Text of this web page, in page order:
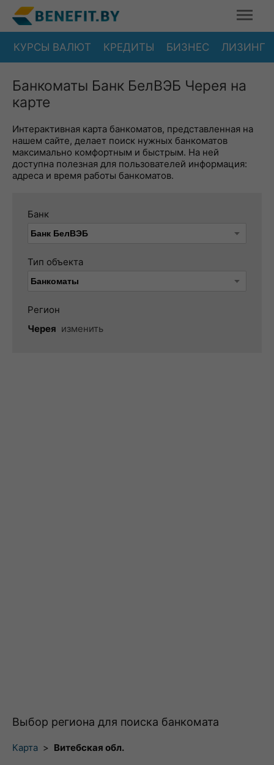
КУРСЫ ВАЛЮТ КРЕДИТЫ БИЗНЕС ЛИЗИНГ
Банкоматы Банк БелВЭБ Черея на
карте
Интерактивная карта банкоматов, представленная на
нашем сайте, делает поиск нужных банкоматов
максимально комфортным и быстрым. На ней
доступна полезная для пользователей информация:
адреса и время работы банкоматов.
Банк
Тип объекта
Регион
Черея изменить
Выбор региона для поиска банкомата
Карта > Витебская обл.